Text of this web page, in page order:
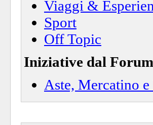
Viaggi &
Sport
Off Topic
Iniziative dal Forum
Aste, Mercatino